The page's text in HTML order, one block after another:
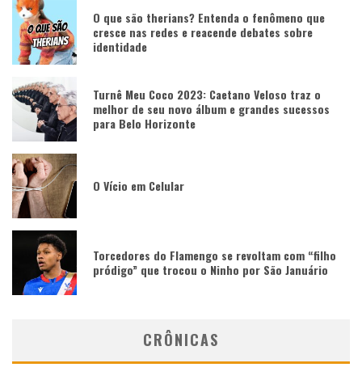
O que são therians? Entenda o fenômeno que
cresce nas redes e reacende debates sobre
identidade
Turnê Meu Coco 2023: Caetano Veloso traz o
melhor de seu novo álbum e grandes sucessos
para Belo Horizonte
O Vício em Celular
Torcedores do Flamengo se revoltam com “filho
pródigo” que trocou o Ninho por São Januário
CRÔNICAS